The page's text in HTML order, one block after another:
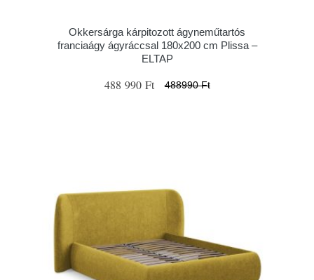
Okkersárga kárpitozott ágyneműtartós
franciaágy ágyráccsal 180x200 cm Plissa –
ELTAP
488 990 Ft 488990 Ft